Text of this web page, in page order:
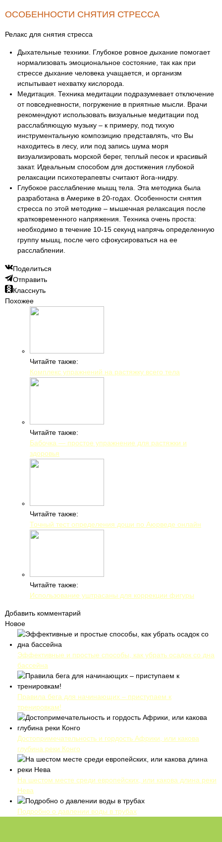
ОСОБЕННОСТИ СНЯТИЯ СТРЕССА
Релакс для снятия стресса
Дыхательные техники. Глубокое ровное дыхание помогает
нормализовать эмоциональное состояние, так как при
стрессе дыхание человека учащается, и организм
испытывает нехватку кислорода.
Медитация. Техника медитации подразумевает отключение
от повседневности, погружение в приятные мысли. Врачи
рекомендуют использовать визуальные медитации под
расслабляющую музыку – к примеру, под тихую
инструментальную композицию представлять, что Вы
находитесь в лесу, или под запись шума моря
визуализировать морской берег, теплый песок и красивый
закат. Идеальным способом для достижения глубокой
релаксации психотерапевты считают йога-нидру.
Глубокое расслабление мышц тела. Эта методика была
разработана в Америке в 20-годах. Особенности снятия
стресса по этой методике – мышечная релаксация после
кратковременного напряжения. Техника очень проста:
необходимо в течение 10-15 секунд напрячь определенную
группу мышц, после чего сфокусироваться на ее
расслаблении.
Поделиться
Отправить
Класснуть
Похожее
Читайте также:
Комплекс упражнений на растяжку всего тела
Читайте также:
Бабочка — простое упражнение для растяжки и
здоровья
Читайте также:
Точный тест определения доши по Аюрведе онлайн
Читайте также:
Использование уштрасаны для коррекции фигуры
Добавить комментарий
Новое
Эффективные и простые способы, как убрать осадок со дна
бассейна
Правила бега для начинающих – приступаем к
тренировкам!
Достопримечательность и гордость Африки, или какова
глубина реки Конго
На шестом месте среди европейских, или какова длина реки
Нева
Подробно о давлении воды в трубах